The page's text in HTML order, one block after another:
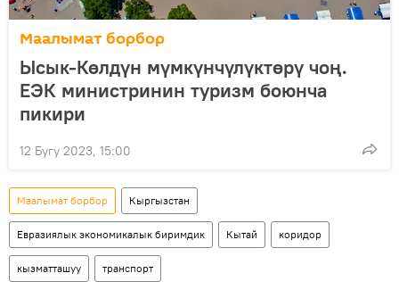
Маалымат борбор
Ысык-Көлдүн мүмкүнчүлүктөрү чоң.
ЕЭК министринин туризм боюнча
пикири
12 Бугу 2023, 15:00
Маалымат борбор Кыргызстан
Евразиялык экономикалык биримдик Кытай коридор
кызматташуу транспорт